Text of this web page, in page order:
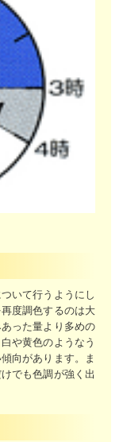
いて行うようにし
度調色するのは大
った量より多めの
や黄色のようなう
向があります。ま
でも色調が強く出